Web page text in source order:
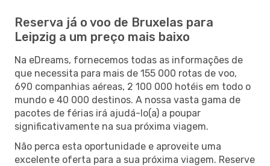
Reserva já o voo de Bruxelas para
Leipzig a um preço mais baixo
Na eDreams, fornecemos todas as informações de
que necessita para mais de 155 000 rotas de voo,
690 companhias aéreas, 2 100 000 hotéis em todo o
mundo e 40 000 destinos. A nossa vasta gama de
pacotes de férias irá ajudá-lo(a) a poupar
significativamente na sua próxima viagem.
Não perca esta oportunidade e aproveite uma
excelente oferta para a sua próxima viagem. Reserve